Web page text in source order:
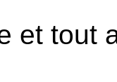
et tout